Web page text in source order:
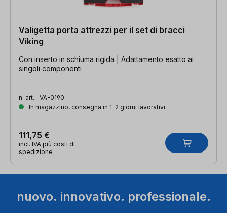
Valigetta porta attrezzi per il set di bracci
Viking
Con inserto in schiuma rigida | Adattamento esatto ai
singoli componenti
n. art.: VA-0190
In magazzino, consegna in 1-2 giorni lavorativi
111,75 €
incl. IVA più costi di
spedizione
nuovo. innovativo. professionale.